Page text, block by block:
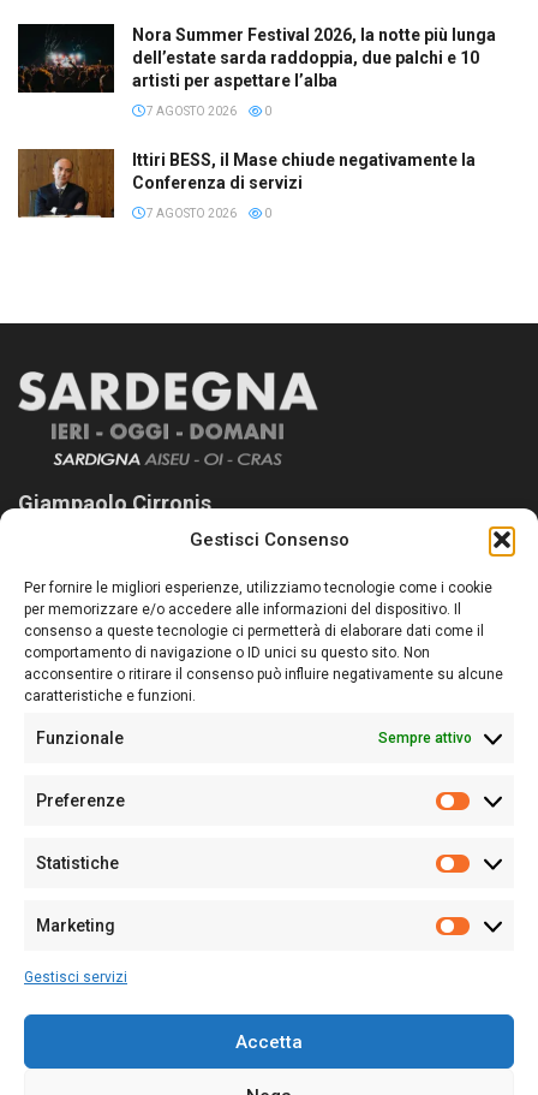
Gestisci Consenso
Per fornire le migliori esperienze, utilizziamo tecnologie come i cookie
per memorizzare e/o accedere alle informazioni del dispositivo. Il
consenso a queste tecnologie ci permetterà di elaborare dati come il
comportamento di navigazione o ID unici su questo sito. Non
acconsentire o ritirare il consenso può influire negativamente su alcune
caratteristiche e funzioni.
Funzionale Sempre attivo
Preferenze
Statistiche
Marketing
Gestisci servizi
Accetta
Nora Summer Festival 2026, la notte più lunga
dell’estate sarda raddoppia, due palchi e 10
artisti per aspettare l’alba
7 AGOSTO 2026 0
Ittiri BESS, il Mase chiude negativamente la
Conferenza di servizi
7 AGOSTO 2026 0
Giampaolo Cirronis
Sardegna Ieri-Oggi-Domani nasce per informare “liberamente” i
lettori su quanto accade in Sardegna, con un occhio rivolto al
nostro passato e, soprattutto, al nostro futuro
Follow Us
Sede:Via Cristoforo Colombo 09013 Carbonia
Partita IVA02270380922
128/2020 del 10/02/2020
Per la Pubblicità: